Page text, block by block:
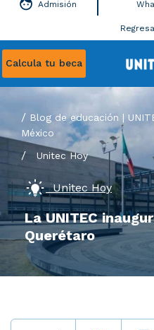
Calcula tu beca
Admisión
Blog de educación |
México
/ Unitec Hoy
Unitec Hoy
La UNITEC
Querétaro